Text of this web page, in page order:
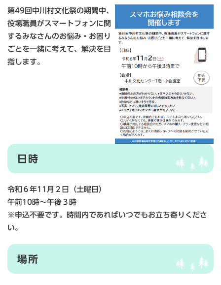
第49回中川村文化祭の期間中、
役場職員がスマートフォンに関
するみなさんのお悩み・お困り
ごとを一緒に考えて、解決を目
指します。
日時
令和６年11月２日（土曜日）
午前10時～午後３時
※申込不要です。時間内であればいつでもお立ち寄りくださ
い。
場所